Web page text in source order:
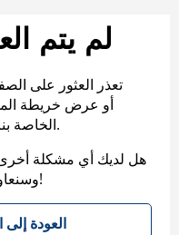
لم يتم
تعذر العثور على
الخاصة بنا لمساعدتك في العثور على ما تريد.
هل لديك أي مشكلة
وسنعاود التواصل معك. شكرًا على صبرك!
العودة